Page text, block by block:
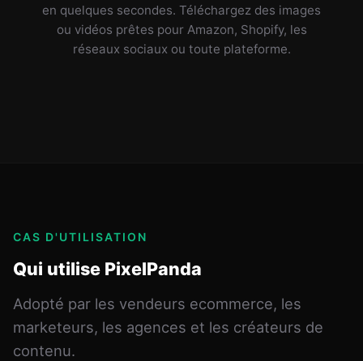
en quelques secondes. Téléchargez des images
ou vidéos prêtes pour Amazon, Shopify, les
réseaux sociaux ou toute plateforme.
CAS D'UTILISATION
Qui utilise PixelPanda
Adopté par les vendeurs ecommerce, les
marketeurs, les agences et les créateurs de
contenu.